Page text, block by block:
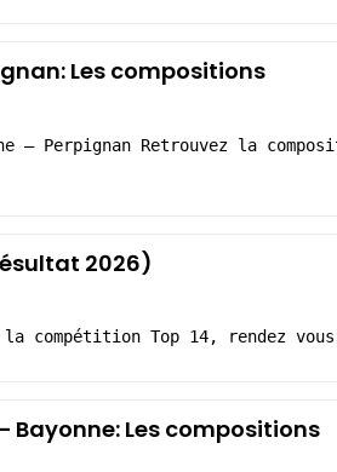
Les compositions
– Perpignan Retrouvez la
2026)
compétition Top 14, rendez
Bayonne: Les compositions